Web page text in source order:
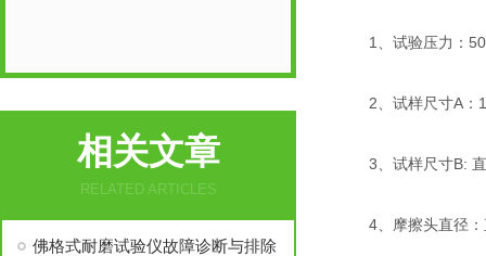
1、试验压力：
2、试样尺寸A：
3、试样尺寸B: 直
4、摩擦头直径：
相关文章
RELATED ARTICLES
佛格式耐磨试验仪故障诊断与排除